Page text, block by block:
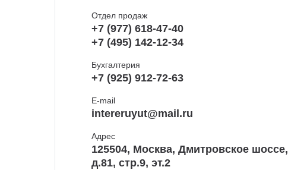
Отдел продаж
+7 (977) 618-47-40
+7 (495) 142-12-34
Бухгалтерия
+7 (925) 912-72-63
E-mail
intereruyut@mail.ru
Адрес
125504, Москва, Дмитровское шоссе,
д.81, стр.9, эт.2